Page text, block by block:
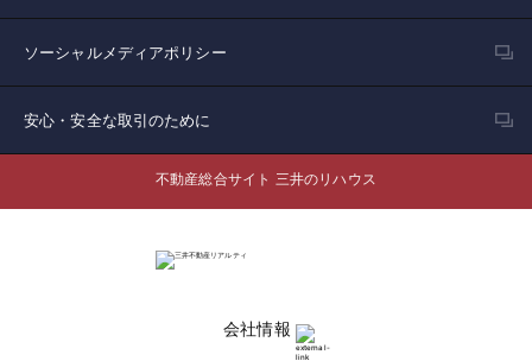
ソーシャルメディアポリシー
安心・安全な取引のために
不動産総合サイト 三井のリハウス
会社情報